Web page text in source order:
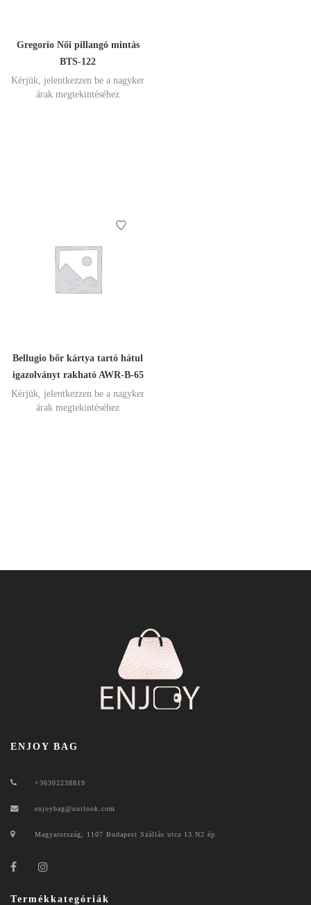
Gregorio Női pillangó mintás
BTS-122
Kérjük, jelentkezzen be a nagyker
árak megtekintéséhez
Bellugio bőr kártya tartó hátul
igazolványt rakható AWR-B-65
Kérjük, jelentkezzen be a nagyker
árak megtekintéséhez
ENJOY BAG
+36302238819
enjoybag@outlook.com
Magyarország, 1107 Budapest Szállás utca 13.N2 ép.
Termékkategóriák